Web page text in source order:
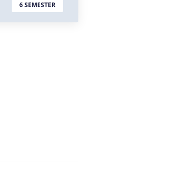
6 SEMESTER